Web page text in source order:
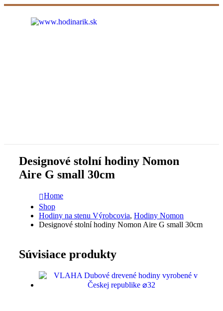
Designové stolní hodiny Nomon
Aire G small 30cm
Home
Shop
Hodiny na stenu Výrobcovia, Hodiny Nomon
Designové stolní hodiny Nomon Aire G small 30cm
Súvisiace produkty